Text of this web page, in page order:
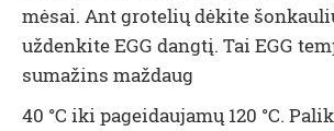
mėsai. Ant grotelių dėkite
uždenkite EGG dangtį. Tai EGG
sumažins maždaug
40 °C iki pageidaujamų 120 °C.